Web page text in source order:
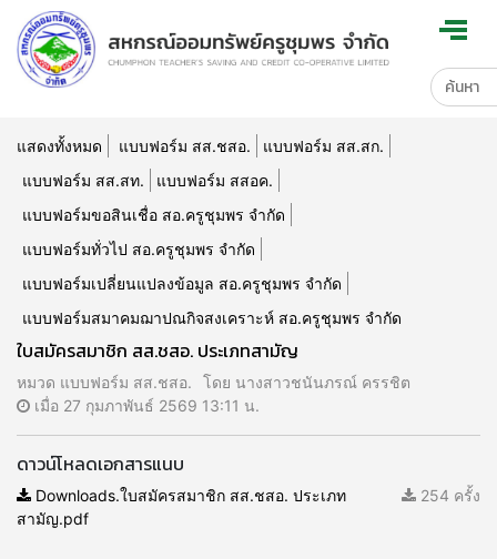
แสดงทั้งหมด แบบฟอร์ม สส.ชสอ.
แบบฟอร์ม สส.สก.
แบบฟอร์ม สส.สท.
แบบฟอร์ม สสอค.
แบบฟอร์มขอสินเชื่อ สอ.ครูชุมพร จำกัด
แบบฟอร์มทั่วไป สอ.ครูชุมพร จำกัด
แบบฟอร์มเปลี่ยนแปลงข้อมูล สอ.ครูชุมพร จำกัด
แบบฟอร์มสมาคมฌาปณกิจสงเคราะห์ สอ.ครูชุมพร จำกัด
ใบสมัครสมาชิก สส.ชสอ. ประเภทสามัญ
หมวด แบบฟอร์ม สส.ชสอ.
โดย นางสาวชนันภรณ์ ครรชิต
เมื่อ 27 กุมภาพันธ์ 2569 13:11 น.
ดาวน์โหลดเอกสารแนบ
Downloads.ใบสมัครสมาชิก สส.ชสอ. ประเภท
สามัญ.pdf
254 ครั้ง